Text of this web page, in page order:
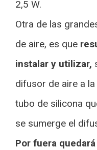
2,5 W.
Otra de las
de aire, es que
instalar y utilizar,
difusor de aire a
tubo de silicona
se sumerge el
Por fuera